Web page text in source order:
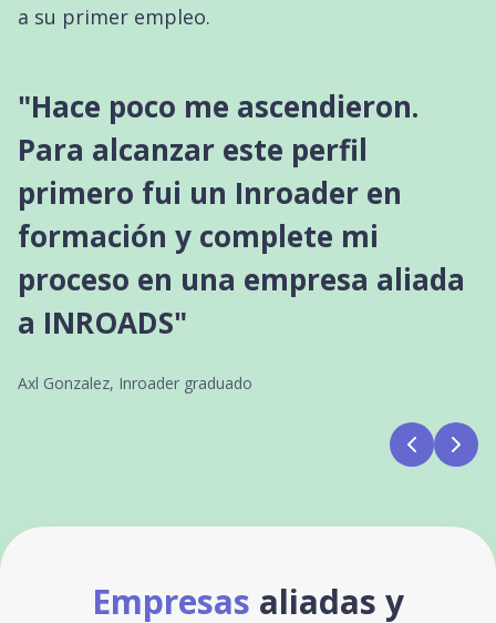
a su primer empleo.
"Hace poco me ascendieron.
Para alcanzar este perfil
primero fui un Inroader en
formación y complete mi
proceso en una empresa aliada
a INROADS"
Axl Gonzalez, Inroader graduado
Empresas aliadas y